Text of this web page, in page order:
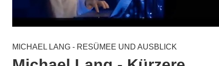
MICHAEL LANG - RESÜMEE UND AUSBLICK